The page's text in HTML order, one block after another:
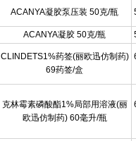
ACANYA凝胶泵压装 50克/瓶
ACANYA凝胶 50克/瓶
CLINDETS1%药签(丽欧迅仿制药)
69药签/盒
克林霉素磷酸酯1%局部用溶液(丽
欧迅仿制药) 60毫升/瓶